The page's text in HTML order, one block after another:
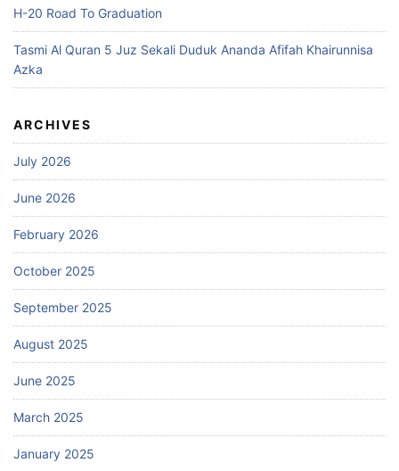
H-20 Road To Graduation
Tasmi Al Quran 5 Juz Sekali Duduk Ananda Afifah Khairunnisa
Azka
ARCHIVES
July 2026
June 2026
February 2026
October 2025
September 2025
August 2025
June 2025
March 2025
January 2025